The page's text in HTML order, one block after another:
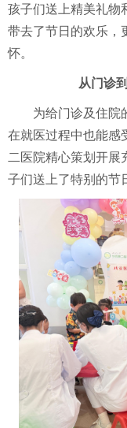
孩子们送上精美礼物
带去了节日的欢乐，
怀。
从门诊
为给门诊及住院
在就医过程中也能感
二医院精心策划开展
子们送上了特别的节